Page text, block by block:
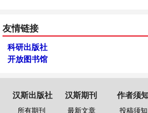
友情链接
科研出版社
开放图书馆
汉斯出版社
所有期刊
汉斯期刊
最新文章
作者须
投稿须知